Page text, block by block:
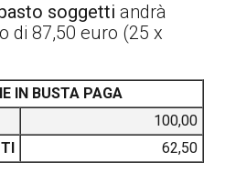
soggetti andrà
di 87,50 euro (25 x
IN BUSTA PAGA
100,00
62,50